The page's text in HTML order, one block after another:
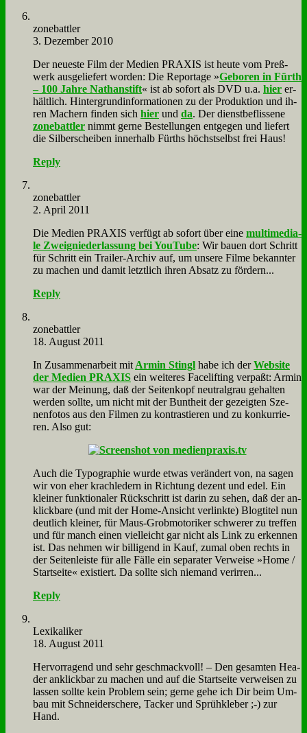
zone­batt­ler
3. Dezember 2010
Der neue­ste Film der Me­di­en PRAXIS ist heu­te vom Preß­
werk aus­ge­lie­fert wor­den: Die Re­por­ta­ge »Ge­bo­ren in Fürth
– 100 Jah­re Na­than­stift« ist ab so­fort als DVD u.a. hier er­
hält­lich. Hin­ter­grund­in­for­ma­tio­nen zu der Pro­duk­ti­on und ih­
ren Ma­chern fin­den sich hier und da. Der dienst­be­flis­se­ne
zone­batt­ler nimmt ger­ne Be­stel­lun­gen ent­ge­gen und lie­fert
die Sil­ber­schei­ben in­ner­halb Fürths höchst­selbst frei Haus!
Reply
zone­batt­ler
2. April 2011
Die Me­di­en PRAXIS ver­fügt ab so­fort über ei­ne mul­ti­me­dia­
le Zweig­nie­der­las­sung bei You­Tube: Wir bau­en dort Schritt
für Schritt ein Trai­ler-Ar­chiv auf, um un­se­re Fil­me be­kann­ter
zu ma­chen und da­mit letzt­lich ih­ren Ab­satz zu för­dern...
Reply
zone­batt­ler
18. August 2011
In Zu­sam­men­ar­beit mit Ar­min Stingl ha­be ich derWeb­site
der Me­di­en PRAXIS ein wei­te­res Face­lif­ting ver­paßt: Ar­min
war der Mei­nung, daß der Sei­ten­kopf neu­tral­grau ge­hal­ten
wer­den soll­te, um nicht mit der Bunt­heit der ge­zeig­ten Sze­
nen­fo­tos aus den Fil­men zu kon­tra­stie­ren und zu kon­kur­rie­
ren. Al­so gut:
Auch die Ty­po­gra­phie wur­de et­was ver­än­dert von, na sa­gen
wir von eher krach­le­dern in Rich­tung de­zent und edel. Ein
klei­ner funk­tio­na­ler Rück­schritt ist dar­in zu se­hen, daß der an­
klick­ba­re (und mit der Home-An­sicht ver­link­te) Blog­ti­tel nun
deut­lich klei­ner, für Maus-Grob­mo­to­ri­ker schwe­rer zu tref­fen
und für manch ei­nen viel­leicht gar nicht als Link zu er­ken­nen
ist. Das neh­men wir bil­li­gend in Kauf, zu­mal oben rechts in
der Sei­ten­lei­ste für al­le Fäl­le ein se­pa­ra­ter Ver­wei­se »Home /
Start­sei­te« exi­stiert. Da soll­te sich nie­mand ver­ir­ren...
Reply
Le­xi­ka­li­ker
18. August 2011
Her­vor­ra­gend und sehr ge­schmack­voll! – Den ge­sam­ten Hea­
der an­klick­bar zu ma­chen und auf die Start­sei­te ver­wei­sen zu
las­sen soll­te kein Pro­blem sein; ger­ne ge­he ich Dir beim Um­
bau mit Schnei­der­sche­re, Ta­cker und Sprüh­kle­ber ;-) zur
Hand.